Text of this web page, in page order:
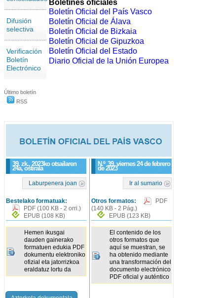
Difusión
selectiva
Verificación
Boletín
Electrónico
Último boletín
RSS
39. zk., 2023ko otsailaren
24a, ostirala
N.º39, viernes 24 de febrero
de 2023
Laburpenera joan
Bestelako formatuak:
PDF (100 KB - 2 orri.)
EPUB (108 KB)
Hemen ikusgai
dauden gainerako
formatuen edukia PDF
dokumentu elektroniko
ofizial eta jatorrizkoa
eraldatuz lortu da
Ir al sumario
Otros formatos:
PDF
(140 KB - 2 Pág.)
EPUB(123 KB)
El contenido de los
otros formatos que
aquí se muestran, se
ha obtenido mediante
una transformación del
documento electrónico
PDF oficial y auténtico
Boletines oficiales
Boletín Oficial del País Vasco
Boletín Oficial de Álava
Boletín Oficial de Bizkaia
Boletín Oficial de Gipuzkoa
Boletín Oficial del Estado
Diario Oficial de la Unión Europea